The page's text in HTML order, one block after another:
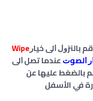
ﺑﺎﻟﻨﺰﻭﻝ ﺍﻟﻰ ﺧﻴﺎﺭWipe
ﺍﻟﺼﻮﺕﻋﻨﺪﻣﺎ ﺗﺼﻞ ﺍﻟﻰ
ﺑﺎﻟﻀﻐﻂ عليها عن
في الأسفل